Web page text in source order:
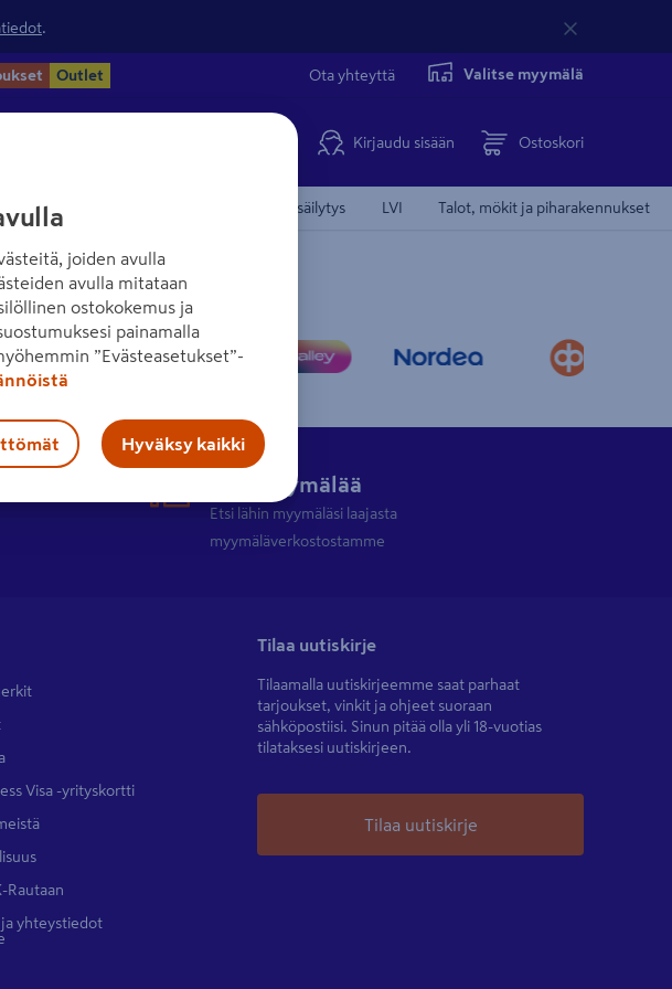
Outlet Ota yhteyttä Valitse myymälä
Kirjaudu sisään Ostoskori
Sähkö ja valaisimet Koti, keittiö ja säilytys LVI Talot, mökit ja piharakennukset
Hae myymälää
Etsi lähin myymäläsi laajasta
myymäläverkostostamme
Visa -yrityskortti
Rautaan
yhteystiedot
Tilaa uutiskirje
Tilaamalla uutiskirjeemme saat parhaat
tarjoukset, vinkit ja ohjeet suoraan
sähköpostiisi. Sinun pitää olla yli 18-vuotias
tilataksesi uutiskirjeen.
Tilaa uutiskirje
joiden avulla
avulla mitataan
ostokokemus ja
painamalla
”Evästeasetukset”-
Hyväksy kaikki